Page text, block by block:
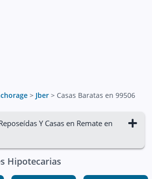
> Jber > Casas Baratas en 99506
Y Casas en Remate en
Hipotecarias